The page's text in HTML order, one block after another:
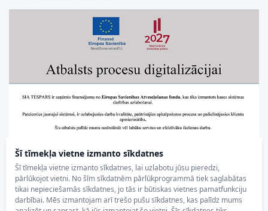
Šī tīmekļa vietne izmanto sīkdatnes
Šī tīmekļa vietne izmanto sīkdatnes, lai uzlabotu jūsu pieredzi,
pārlūkojot vietni. No šīm sīkdatnēm pārlūkprogrammā tiek saglabātas
tikai nepieciešamās sīkdatnes, jo tās ir būtiskas vietnes pamatfunkciju
darbībai. Mēs izmantojam arī trešo pušu sīkdatnes, kas palīdz mums